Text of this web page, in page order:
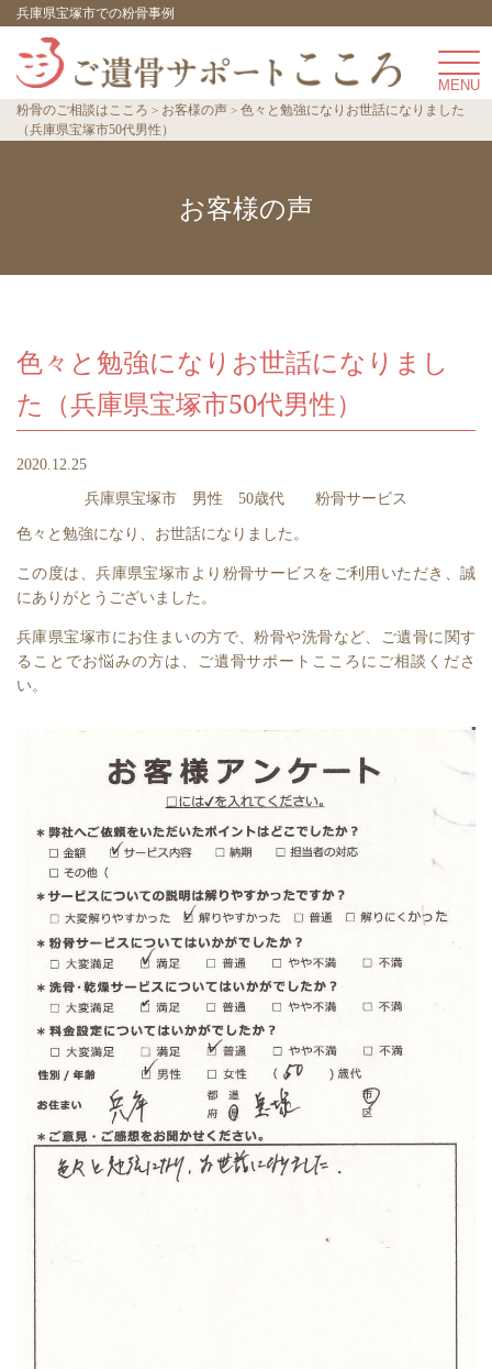
兵庫県宝塚市での粉骨事例
粉骨のご相談はこころ お客様の声
色々と勉強になりお世話になりました
（兵庫県宝塚市50代男性）
お客様の声
色々と勉強になりお世話になりまし
た（兵庫県宝塚市50代男性）
2020.12.25
兵庫県宝塚市 男性 50歳代 粉骨サービス
色々と勉強になり、お世話になりました。
この度は、兵庫県宝塚市より粉骨サービスをご利用いただき、誠
にありがとうございました。
兵庫県宝塚市にお住まいの方で、粉骨や洗骨など、ご遺骨に関す
ることでお悩みの方は、ご遺骨サポートこころにご相談くださ
い。